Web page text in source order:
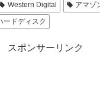
Western Digital
アマゾ
ードディスク
スポンサーリンク